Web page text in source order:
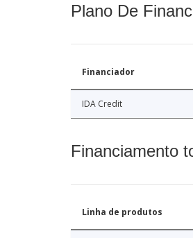
Plano De
Financiador
IDA Credit
Financiamento
Linha de produtos